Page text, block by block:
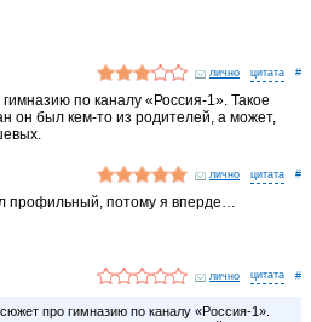
лично #
по каналу «Россия-1». Такое
он был кем-то из родителей, а может,
лично #
профильный, потому я вперде…
лично #
про гимназию по каналу «Россия-1».